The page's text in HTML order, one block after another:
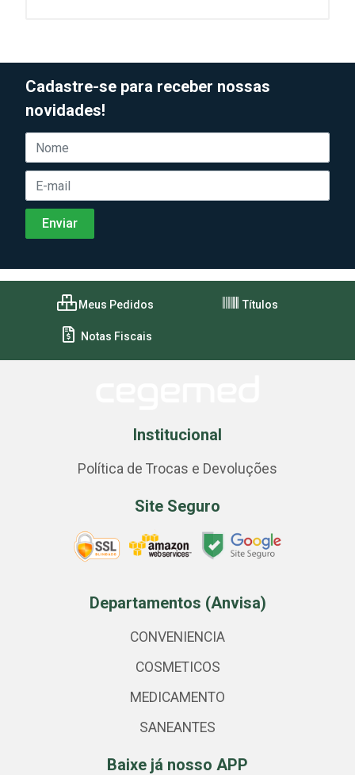
Cadastre-se para receber nossas
novidades!
Meus Pedidos Títulos
Notas Fiscais
Institucional
Política de Trocas e Devoluções
Site Seguro
Departamentos (Anvisa)
CONVENIENCIA
COSMETICOS
MEDICAMENTO
SANEANTES
Baixe já nosso APP